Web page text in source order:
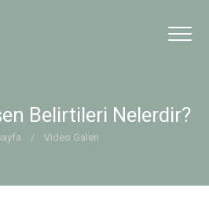
Belirtileri Nelerdir?
/ Video Galeri